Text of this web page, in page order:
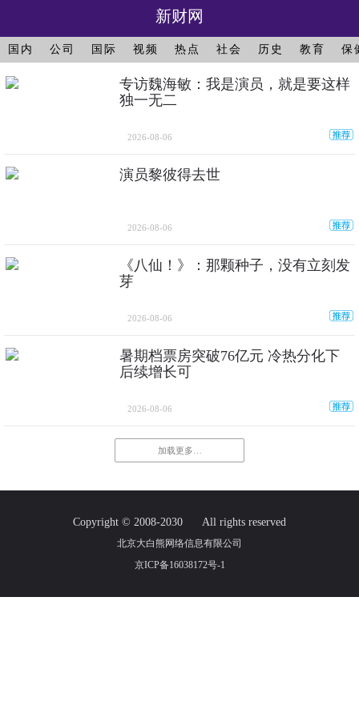
新财网
国内 公司 国际 视频 热点 社会 历史 教育 保
专访魏海敏：我是演员，就是要这样
独一无二
2026-08-06
演员黎彼得去世
2026-08-06
《八仙！》：那颗种子，没有立刻发
芽
2026-08-06
暑期档票房突破76亿元 冷热分化下
后续增长可
2026-08-06
加载更多…
Copyright © 2008-2030 All rights reserved
北京大白熊网络信息有限公司
京ICP备16038172号-1